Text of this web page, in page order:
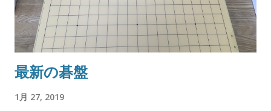
最新の碁盤
1月 27, 2019